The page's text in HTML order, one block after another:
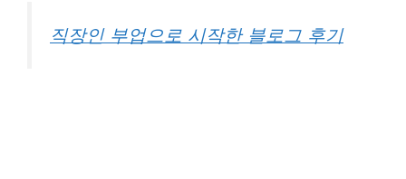
직장인 부업으로 시작한 블로그 후기